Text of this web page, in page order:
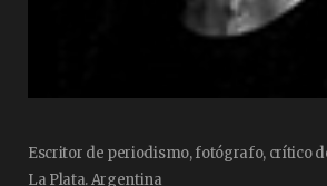
Escritor de periodismo, fotógrafo, crítico
La Plata. Argentina